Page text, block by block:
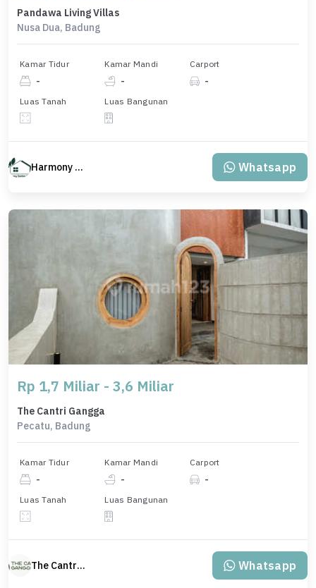
Pandawa Living Villas
Nusa Dua, Badung
Kamar Tidur
-
Kamar Mandi
-
Carport
-
Luas Tanah Luas Bangunan
Harmony Property Whatsapp
Rp 1,7 Miliar - 3,6 Miliar
The Cantri Gangga
Pecatu, Badung
Kamar Tidur
-
Kamar Mandi
-
Carport
-
Luas Tanah Luas Bangunan
The Cantri Gangga Whatsapp